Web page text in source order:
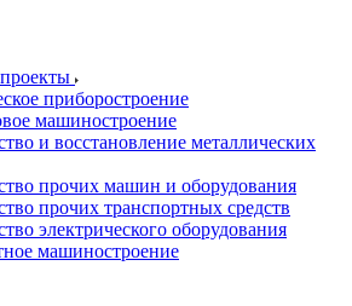
приборостроение
машиностроение
и восстановление металлических
прочих машин и оборудования
прочих транспортных средств
электрического оборудования
машиностроение